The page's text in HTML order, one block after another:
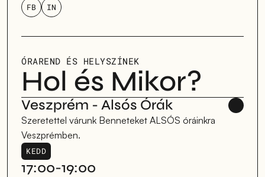
FB IN
ÓRAREND ÉS HELYSZÍNEK
Hol és Mikor?
Veszprém - Alsós Órák
Szeretettel várunk Benneteket ALSÓS óráinkra
Veszprémben.
17:00-19:00
KEDD